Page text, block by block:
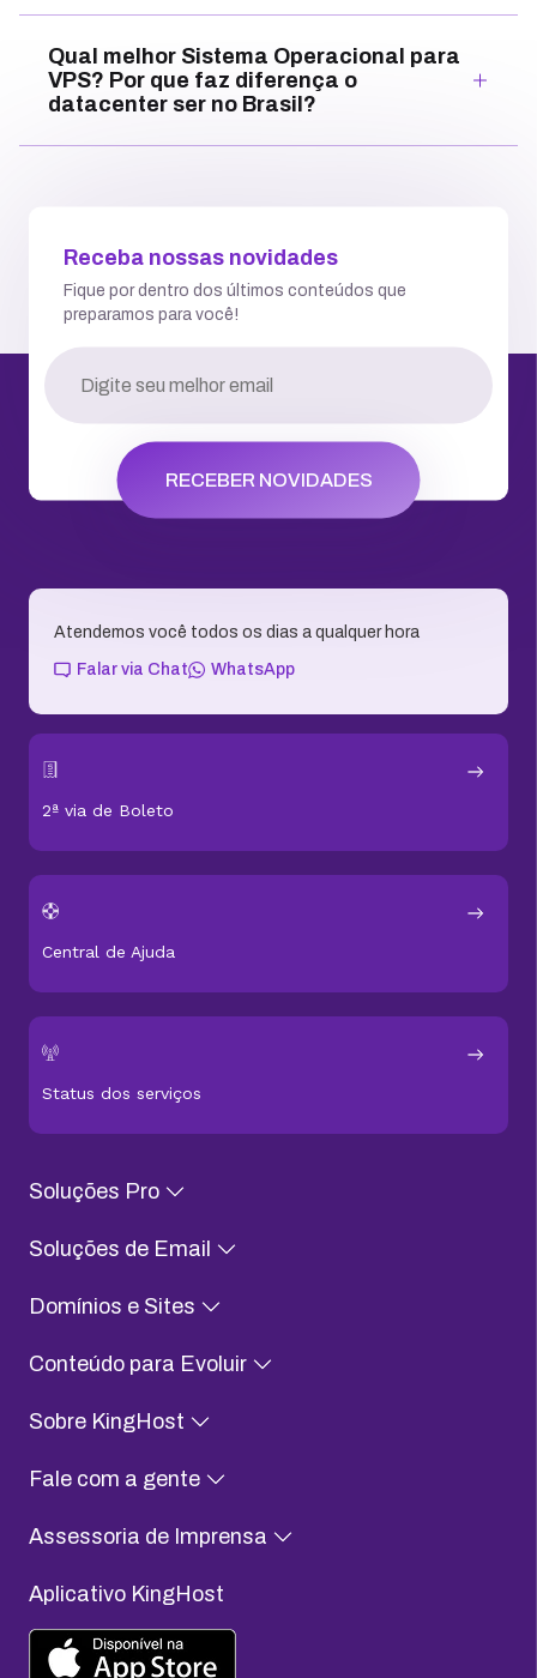
Qual melhor Sistema Operacional para
VPS? Por que faz diferença o
datacenter ser no Brasil?
Receba nossas novidades
Fique por dentro dos últimos conteúdos que
preparamos para você!
RECEBER NOVIDADES
Atendemos você todos os dias a qualquer hora
Falar via Chat WhatsApp
2ª via de Boleto
Central de Ajuda
Status dos serviços
Soluções Pro
Soluções de Email
Domínios e Sites
Conteúdo para Evoluir
Sobre KingHost
Fale com a gente
Assessoria de Imprensa
Aplicativo KingHost